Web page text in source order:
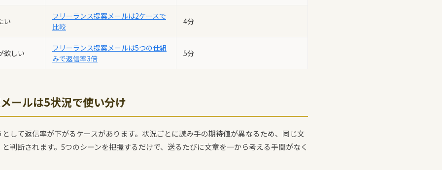
い
フリーランス提案メールは2ケースで
比較
4分
欲しい
フリーランス提案メールは5つの仕組
みで返信率3倍
5分
ールは5状況で使い分け
して返信率が下がるケースがあります。状況ごとに読み手の期待値が異なるため、同じ文
判断されます。5つのシーンを把握するだけで、送るたびに文章を一から考える手間がなく